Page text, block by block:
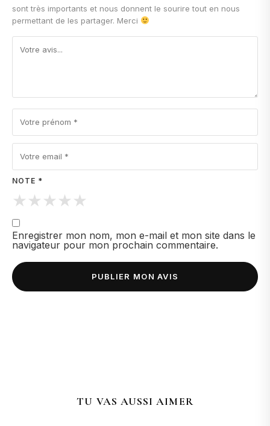
de livraison.
sont très importants et nous donnent le sourire tout en nous
permettant de les partager. Merci
NOTE *
★★★★★
Enregistrer mon nom, mon e-mail et mon site dans le
navigateur pour mon prochain commentaire.
TU VAS AUSSI AIMER